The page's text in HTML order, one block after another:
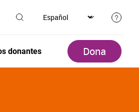
donantes Dona